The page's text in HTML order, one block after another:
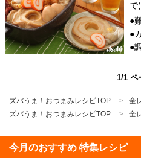
で
●
●
●
1/1 ペ
ズバうま！おつまみレシピTOP 全
ズバうま！おつまみレシピTOP
全
今月のおすすめ 特集レシピ